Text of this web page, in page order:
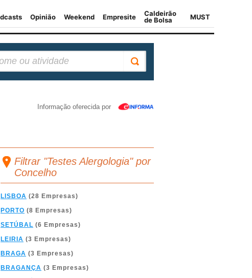
Informação oferecida por
Filtrar "Testes Alergologia" por
Concelho
LISBOA (28 Empresas)
PORTO (8 Empresas)
SETÚBAL (6 Empresas)
LEIRIA (3 Empresas)
BRAGA (3 Empresas)
BRAGANÇA (3 Empresas)